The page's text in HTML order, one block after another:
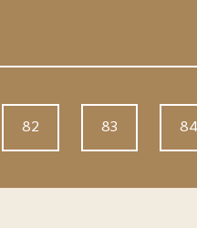
82 83 84